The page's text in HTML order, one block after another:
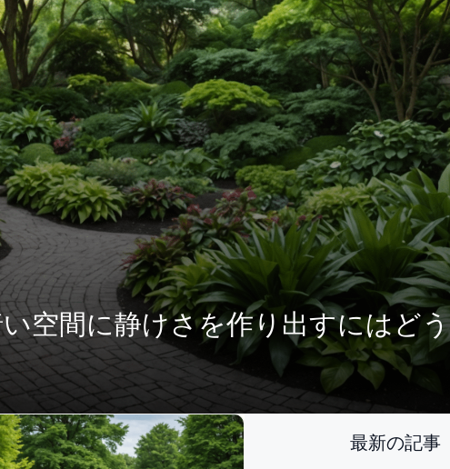
空間に静けさを作り出すにはど
最新の記事